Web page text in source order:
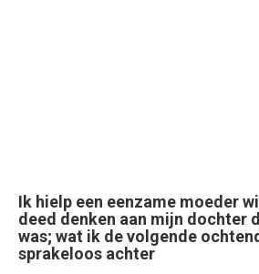
Ik hielp een eenzame moeder
deed denken aan mijn dochter
was; wat ik de volgende
sprakeloos achter